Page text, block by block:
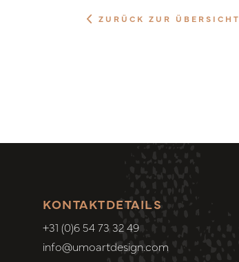
ZURÜCK ZUR ÜBERSICHT
KONTAKTDETAILS
+31 (0)6 54 73 32 49
info@umoartdesign.com